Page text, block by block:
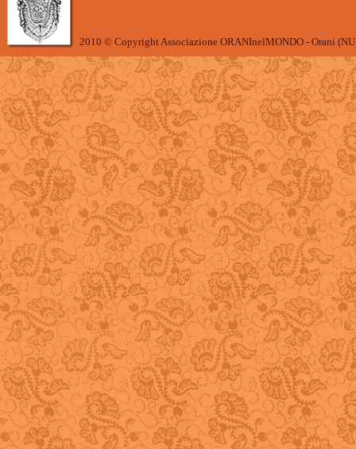
2010 © Copyright Associazione ORANInelMONDO - Orani